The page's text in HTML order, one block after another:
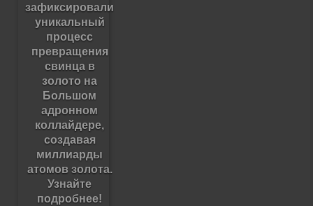
зафиксировали
уникальный
процесс
превращения
свинца в
золото на
Большом
адронном
коллайдере,
создавая
миллиарды
атомов золота.
Узнайте
подробнее!